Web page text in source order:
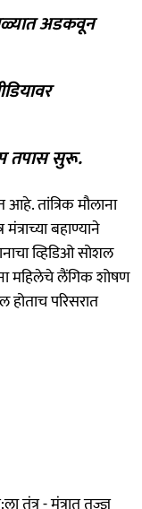
अडकवून
तपास सुरू.
तांत्रिक मौलाना
बहाण्याने
व्हिडिओ सोशल
महिलेचे लैंगिक शोषण
परिसरात